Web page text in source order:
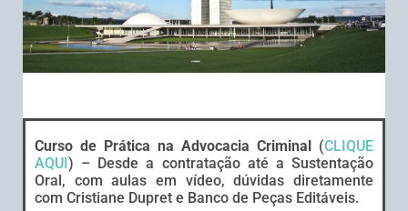
Curso de Prática na Advocacia Criminal (CLIQUE
AQUI) – Desde a contratação até a Sustentação
Oral, com aulas em vídeo, dúvidas diretamente
com Cristiane Dupret e Banco de Peças Editáveis.